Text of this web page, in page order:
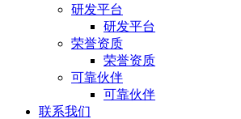
研发平台
研发平台
荣誉资质
荣誉资质
可靠伙伴
可靠伙伴
联系我们